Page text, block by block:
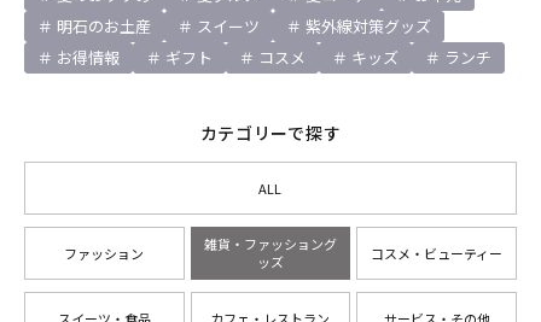
明石のお土産
スイーツ
紫外線対策グッズ
お得情報
ギフト コスメ キッズ ランチ
カテゴリーで探す
ALL
ファッション
雑貨・ファッショング
ッズ
コスメ・ビューティー
スイーツ・食品 カフェ・レストラン サービス・その他